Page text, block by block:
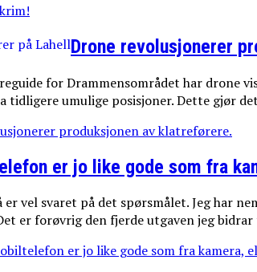
Drone revolusjonerer
for Drammensområdet har drone
tidligere umulige posisjoner. Dette gjør
produksjonen av klatreførere.
er jo like gode som fra
er vel svaret på det spørsmålet. Jeg har
er forøvrig den fjerde utgaven jeg
er jo like gode som fra kamera,